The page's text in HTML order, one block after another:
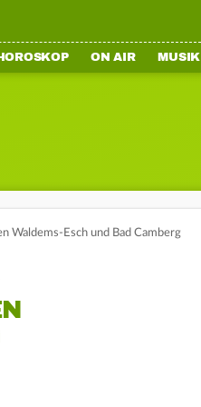
ON AIR MUSIK
Waldems-Esch und Bad Camberg